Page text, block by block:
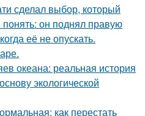
сделал выбор, который
он поднял правую
её не опускать.
океана: реальная история
экологической
как перестать